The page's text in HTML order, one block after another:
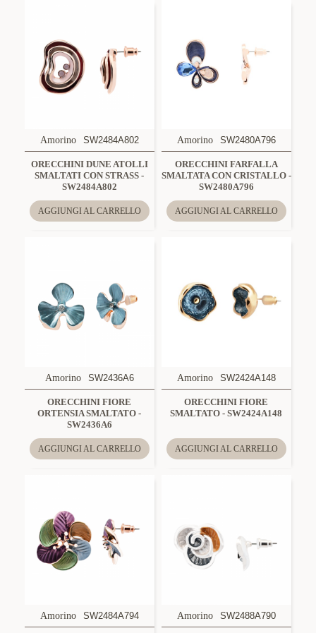
Amorino SW2484A802
ORECCHINI DUNE ATOLLI
SMALTATI CON STRASS -
SW2484A802
AGGIUNGI AL CARRELLO
Amorino SW2480A796
ORECCHINI FARFALLA
SMALTATA CON CRISTALLO -
SW2480A796
AGGIUNGI AL CARRELLO
Amorino SW2436A6
ORECCHINI FIORE
ORTENSIA SMALTATO -
SW2436A6
AGGIUNGI AL CARRELLO
Amorino SW2424A148
ORECCHINI FIORE
SMALTATO - SW2424A148
AGGIUNGI AL CARRELLO
Amorino SW2484A794 Amorino SW2488A790